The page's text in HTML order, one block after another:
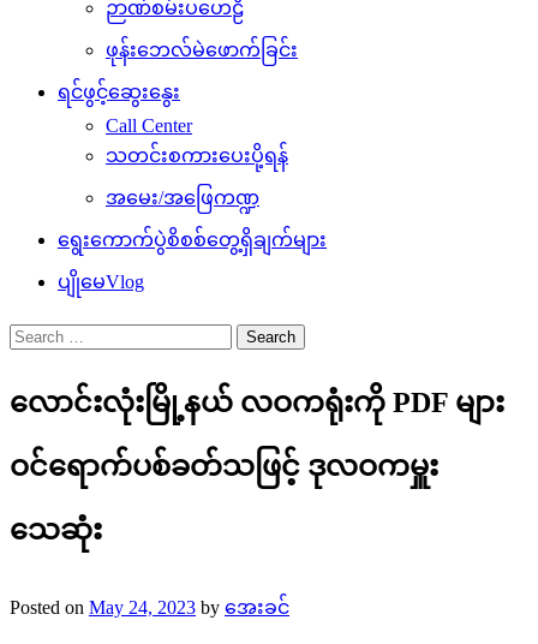
ဉာဏ်စမ်းပဟေဠိ
ဖုန်းဘေလ်မဲဖောက်ခြင်း
ရင်ဖွင့်ဆွေးနွေး
Call Center
သတင်းစကားပေးပို့ရန်
အမေး/အဖြေကဏ္ဍ
ရွေးကောက်ပွဲစိစစ်တွေ့ရှိချက်များ
ပျိုမေVlog
Search
for:
လောင်းလုံးမြို့နယ် လဝကရုံးကို PDF များ
ဝင်ရောက်ပစ်ခတ်သဖြင့် ဒုလဝကမှူး
သေဆုံး
Posted on May 24, 2023 by အေးခင်